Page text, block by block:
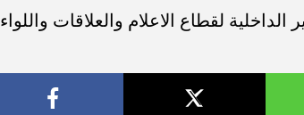
لقطاع الاعلام والعلاقات واللواء